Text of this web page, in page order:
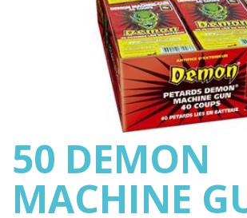
50 DEMON
MACHINE